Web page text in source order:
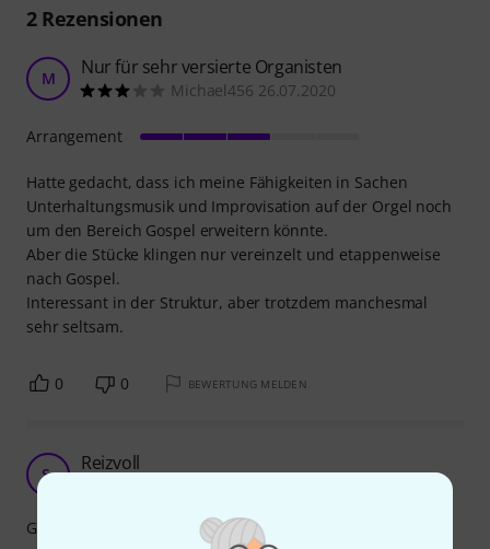
2Rezensionen
M Nur für sehr versierte Organisten
Michael456 26.07.2020
Hatte gedacht, dass ich meine Fähigkeiten in Sachen
Unterhaltungsmusik und Improvisation auf der Orgel noch
um den Bereich Gospel erweitern könnte.
Aber die Stücke klingen nur vereinzelt und etappenweise
nach Gospel.
Interessant in der Struktur, aber trotzdem manchesmal
sehr seltsam.
Arrangement
0 0 BEWERTUNG MELDEN
S. Reizvoll
Gospels für Orgel - immer eine Herausfoderung. Ich kanns